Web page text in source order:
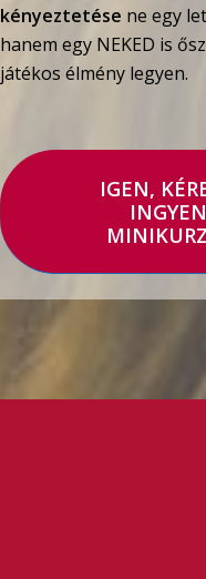
kényeztetése ne egy
hanem egy NEKED is
játékos élmény legyen.
IGEN,